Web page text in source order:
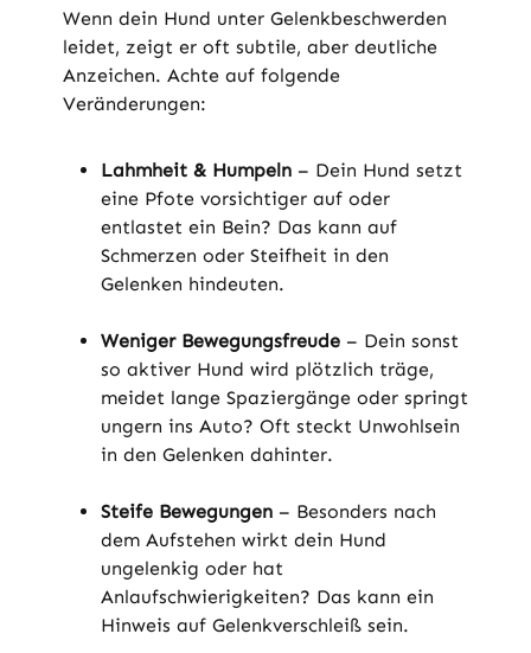
Wenn dein Hund unter Gelenkbeschwerden
leidet, zeigt er oft subtile, aber deutliche
Anzeichen. Achte auf folgende
Veränderungen:
Lahmheit & Humpeln– Dein Hund setzt
eine Pfote vorsichtiger auf oder
entlastet ein Bein? Das kann auf
Schmerzen oder Steifheit in den
Gelenken hindeuten.
Weniger Bewegungsfreude– Dein sonst
so aktiver Hund wird plötzlich träge,
meidet lange Spaziergänge oder springt
ungern ins Auto? Oft steckt Unwohlsein
in den Gelenken dahinter.
Steife Bewegungen– Besonders nach
dem Aufstehen wirkt dein Hund
ungelenkig oder hat
Anlaufschwierigkeiten? Das kann ein
Hinweis auf Gelenkverschleiß sein.